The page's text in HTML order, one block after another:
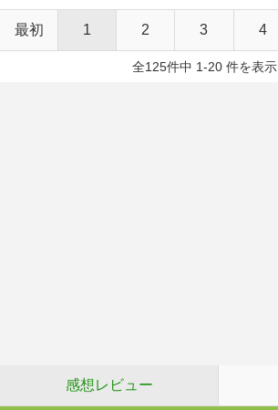
最初 1 2 3 4
全125件中 1-20 件を表示
感想レビュー